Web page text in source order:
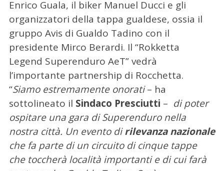
Enrico Guala, il biker Manuel Ducci e gli
organizzatori della tappa gualdese, ossia il
gruppo Avis di Gualdo Tadino con il
presidente Mirco Berardi. Il “Rokketta
Legend Superenduro AeT” vedrà
l’importante partnership di Rocchetta.
“Siamo estremamente onorati– ha
sottolineato il Sindaco Presciutti – di poter
ospitare una gara di Superenduro nella
nostra città. Un evento dirilevanza nazionale
che fa parte di un circuito di cinque tappe
che toccherà località importanti e di cui farà